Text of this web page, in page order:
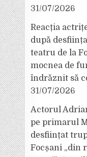
31/07/2026
Reacția
după
teatru de la
mocnea de
îndrăznit să
31/07/2026
Actorul
pe primarul
desființat
Focșani „din